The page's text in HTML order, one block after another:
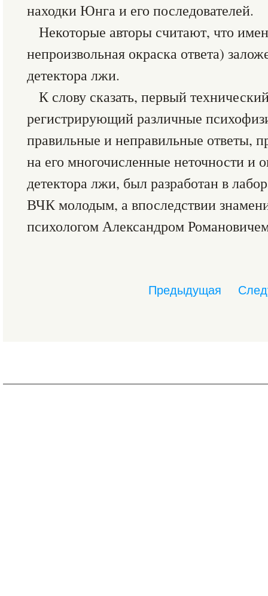
находки Юнга и его последователей.
Некоторые авторы считают, что
непроизвольная окраска ответа)
детектора лжи.
К слову сказать, первый
регистрирующий различные
правильные и неправильные ответы,
на его многочисленные неточности и
детектора лжи, был разработан в
ВЧК молодым, а впоследствии
психологом Александром
Предыдущая